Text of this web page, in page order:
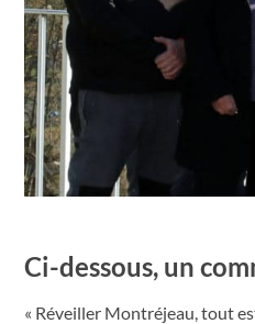
Ci-dessous, un
« Réveiller Montréjeau, tout